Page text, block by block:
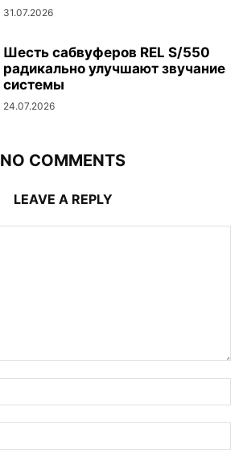
31.07.2026
Шесть сабвуферов REL S/550
радикально улучшают звучание
системы
24.07.2026
NO COMMENTS
LEAVE A REPLY